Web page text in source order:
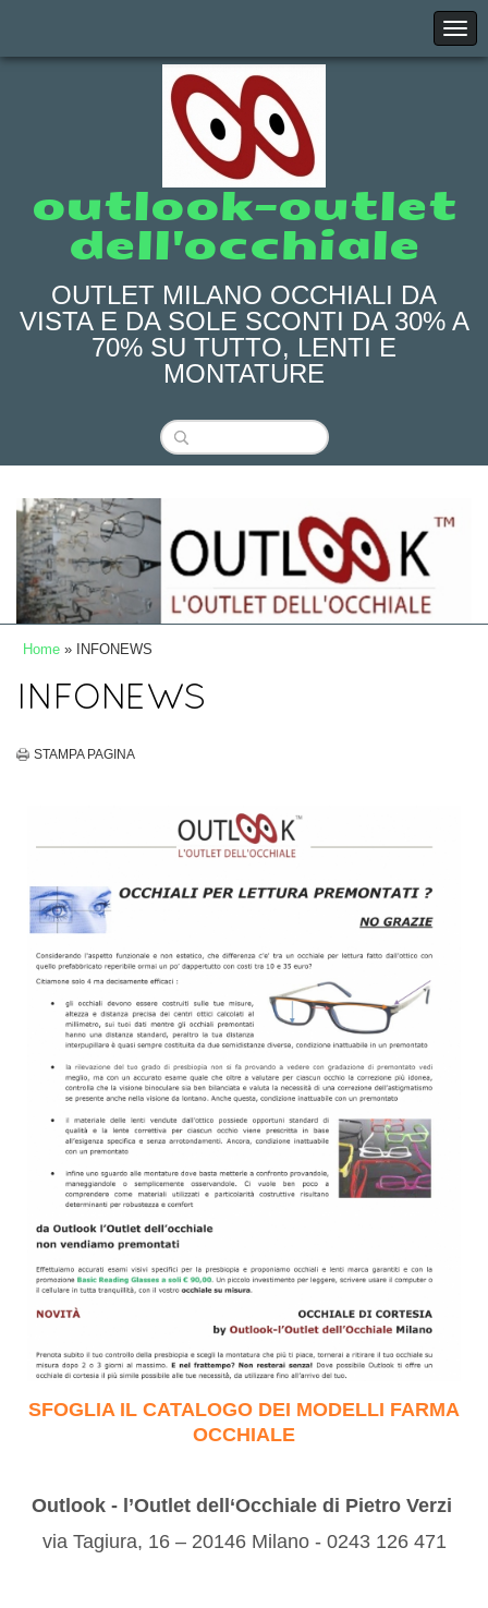
outlook-outlet
dell'occhiale
OUTLET MILANO OCCHIALI DA
VISTA E DA SOLE SCONTI DA 30% A
70% SU TUTTO, LENTI E
MONTATURE
Home » INFONEWS
INFONEWS
STAMPA PAGINA
SFOGLIA IL CATALOGO DEI MODELLI FARMA
OCCHIALE
Outlook - l’Outlet dell‘Occhiale di Pietro Verzi
via Tagiura, 16 – 20146 Milano - 0243 126 471